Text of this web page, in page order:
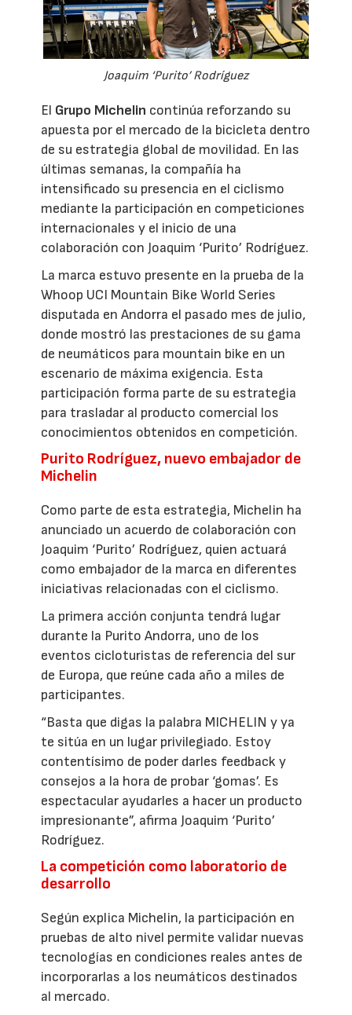
Joaquim ‘Purito’ Rodríguez
El Grupo Michelin continúa reforzando su
apuesta por el mercado de la bicicleta dentro
de su estrategia global de movilidad. En las
últimas semanas, la compañía ha
intensificado su presencia en el ciclismo
mediante la participación en competiciones
internacionales y el inicio de una
colaboración con Joaquim ‘Purito’ Rodríguez.
La marca estuvo presente en la prueba de la
Whoop UCI Mountain Bike World Series
disputada en Andorra el pasado mes de julio,
donde mostró las prestaciones de su gama
de neumáticos para mountain bike en un
escenario de máxima exigencia. Esta
participación forma parte de su estrategia
para trasladar al producto comercial los
conocimientos obtenidos en competición.
Purito Rodríguez, nuevo embajador de
Michelin
Como parte de esta estrategia, Michelin ha
anunciado un acuerdo de colaboración con
Joaquim ‘Purito’ Rodríguez, quien actuará
como embajador de la marca en diferentes
iniciativas relacionadas con el ciclismo.
La primera acción conjunta tendrá lugar
durante la Purito Andorra, uno de los
eventos cicloturistas de referencia del sur
de Europa, que reúne cada año a miles de
participantes.
“Basta que digas la palabra MICHELIN y ya
te sitúa en un lugar privilegiado. Estoy
contentísimo de poder darles feedback y
consejos a la hora de probar ‘gomas’. Es
espectacular ayudarles a hacer un producto
impresionante”, afirma Joaquim ‘Purito’
Rodríguez.
La competición como laboratorio de
desarrollo
Según explica Michelin, la participación en
pruebas de alto nivel permite validar nuevas
tecnologías en condiciones reales antes de
incorporarlas a los neumáticos destinados
al mercado.